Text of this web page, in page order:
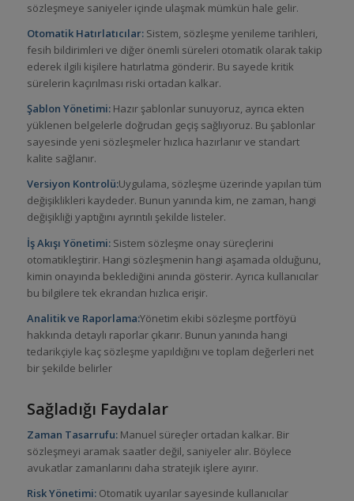
sözleşmeye saniyeler içinde ulaşmak mümkün hale gelir.
Otomatik Hatırlatıcılar:Sistem, sözleşme yenileme tarihleri,
fesih bildirimleri ve diğer önemli süreleri otomatik olarak takip
ederek ilgili kişilere hatırlatma gönderir. Bu sayede kritik
sürelerin kaçırılması riski ortadan kalkar.
Şablon Yönetimi:Hazır şablonlar sunuyoruz, ayrıca ekten
yüklenen belgelerle doğrudan geçiş sağlıyoruz. Bu şablonlar
sayesinde yeni sözleşmeler hızlıca hazırlanır ve standart
kalite sağlanır.
Versiyon Kontrolü:Uygulama, sözleşme üzerinde yapılan tüm
değişiklikleri kaydeder. Bunun yanında kim, ne zaman, hangi
değişikliği yaptığını ayrıntılı şekilde listeler.
İş Akışı Yönetimi:Sistem sözleşme onay süreçlerini
otomatikleştirir. Hangi sözleşmenin hangi aşamada olduğunu,
kimin onayında beklediğini anında gösterir. Ayrıca kullanıcılar
bu bilgilere tek ekrandan hızlıca erişir.
Analitik ve Raporlama:Yönetim ekibi sözleşme portföyü
hakkında detaylı raporlar çıkarır. Bunun yanında hangi
tedarikçiyle kaç sözleşme yapıldığını ve toplam değerleri net
bir şekilde belirler
Sağladığı Faydalar
Zaman Tasarrufu:Manuel süreçler ortadan kalkar. Bir
sözleşmeyi aramak saatler değil, saniyeler alır. Böylece
avukatlar zamanlarını daha stratejik işlere ayırır.
Risk Yönetimi:Otomatik uyarılar sayesinde kullanıcılar